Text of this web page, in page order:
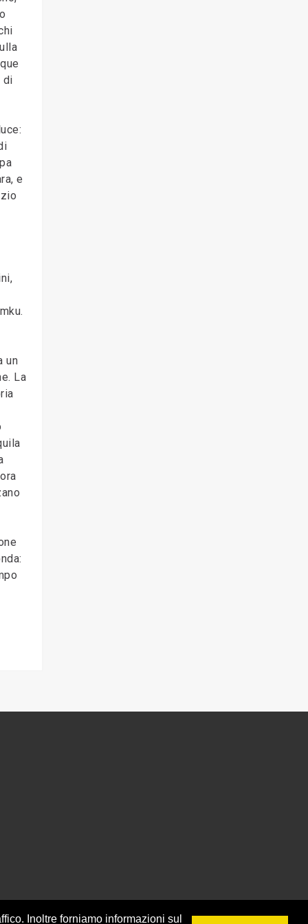
Inoltre forniamo informazioni sul
di
e
un
La